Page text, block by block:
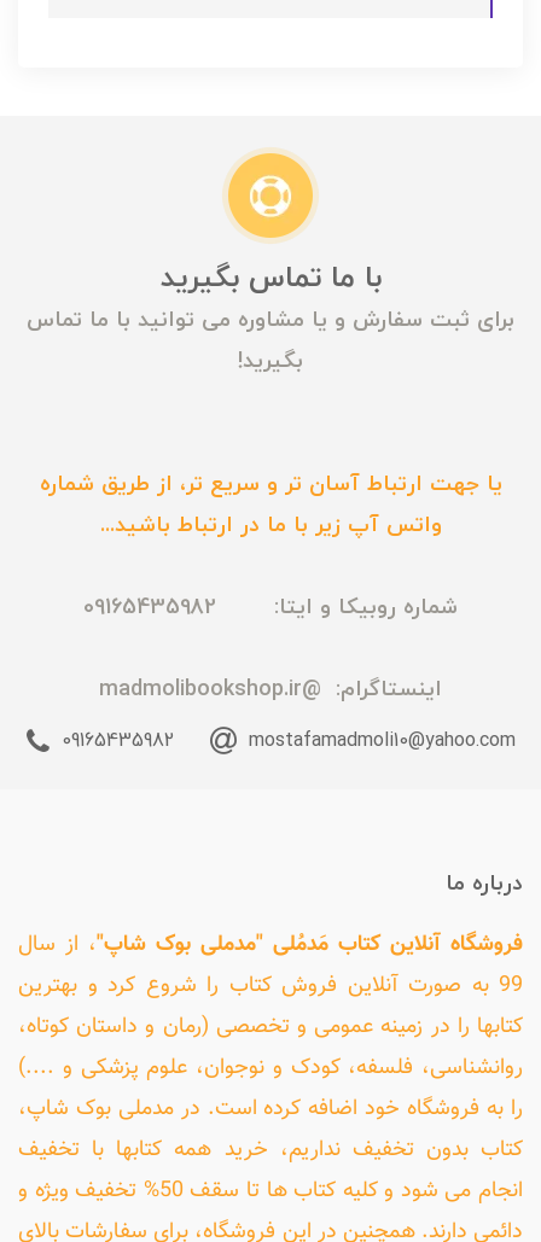
با ما تماس بگیرید
برای ثبت سفارش و یا مشاوره می توانید با ما تماس
بگیرید!
یا جهت ارتباط آسان تر و سریع تر، از طریق شماره
واتس آپ زیر با ما در ارتباط باشید...
شماره روبیکا و ایتا: 09165435982
اینستاگرام: @madmolibookshop.ir
mostafamadmoli10@yahoo.com
09165435982
درباره ما
فروشگاه آنلاین کتاب مَدمُلی "مدملی بوک شاپ"، از سال
99 به صورت آنلاین فروش کتاب را شروع کرد و بهترین
کتابها را در زمینه عمومی و تخصصی (رمان و داستان کوتاه،
روانشناسی، فلسفه، کودک و نوجوان، علوم پزشکی و ....)
را به فروشگاه خود اضافه کرده است. در مدملی بوک شاپ،
کتاب بدون تخفیف نداریم، خرید همه کتابها با تخفیف
انجام می شود و کلیه کتاب ها تا سقف 50% تخفیف ویژه و
دائمی دارند. همچنین در این فروشگاه، برای سفارشات بالای